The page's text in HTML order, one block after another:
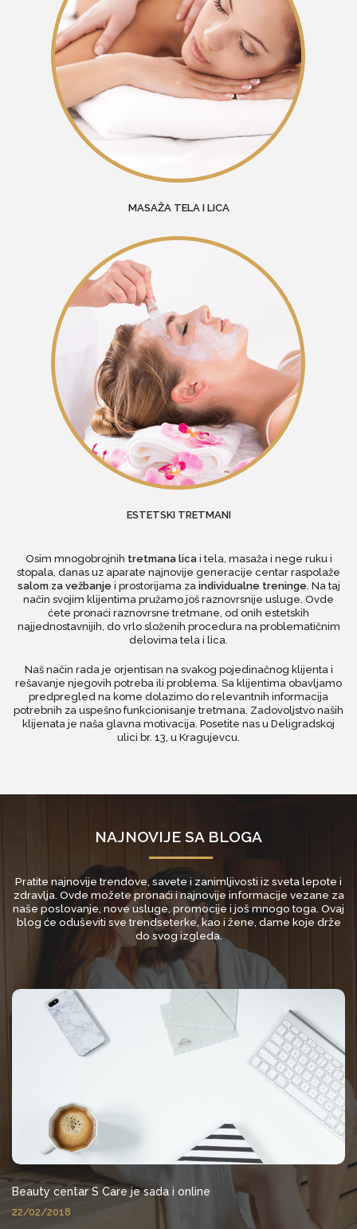
MASAŽA TELA I LICA
ESTETSKI TRETMANI
Osim mnogobrojnih tretmana licai tela, masaža i nege ruku i
stopala, danas uz aparate najnovije generacije centar raspolaže
salom za vežbanje i prostorijama za individualne treninge. Na taj
način svojim klijentima pružamo još raznovrsnije usluge. Ovde
ćete pronaći raznovrsne tretmane, od onih estetskih
najjednostavnijih, do vrlo složenih procedura na problematičnim
delovima tela i lica.
Naš način rada je orjentisan na svakog pojedinačnog klijenta i
rešavanje njegovih potreba ili problema. Sa klijentima obavljamo
predpregled na kome dolazimo do relevantnih informacija
potrebnih za uspešno funkcionisanje tretmana. Zadovoljstvo naših
klijenata je naša glavna motivacija. Posetite nas u Deligradskoj
ulici br. 13, u Kragujevcu.
NAJNOVIJE SA BLOGA
Pratite najnovije trendove, savete i zanimljivosti iz sveta lepote i
zdravlja. Ovde možete pronaći i najnovije informacije vezane za
naše poslovanje, nove usluge, promocije i još mnogo toga. Ovaj
blog će oduševiti sve trendseterke, kao i žene, dame koje drže
do svog izgleda.
Beauty centar S Care je sada i online
22/02/2018